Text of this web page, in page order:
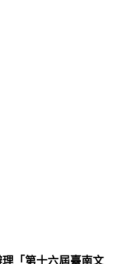
理「第十六屆臺南文